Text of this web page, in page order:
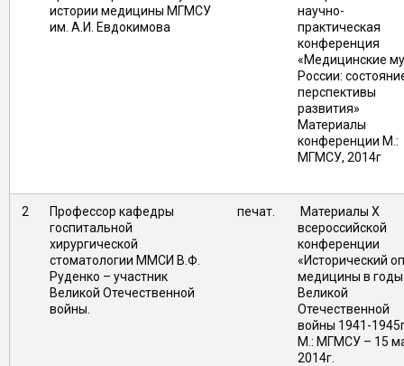
истории медицины МГМСУ
им. А.И. Евдокимова
научно-
практическая
конференция
«Медицинские
России:
перспективы
развития»
Материалы
конференции М.:
МГМСУ, 2014г
2
Профессор кафедры
госпитальной
хирургической
стоматологии ММСИ В.Ф.
Руденко – участник
Великой Отечественной
войны.
печат.
Материалы X
всероссийской
конференции
«Исторический
медицины в годы
Великой
Отечественной
войны 1941-
М.: МГМСУ – 15
2014г.